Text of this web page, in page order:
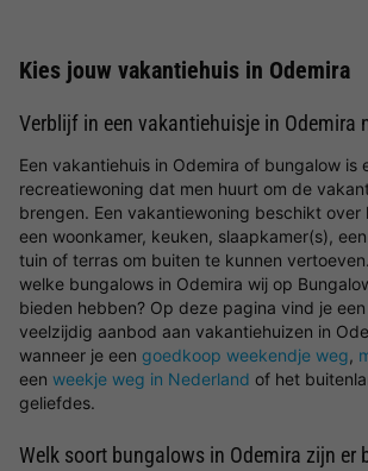
Kies jouw vakantiehuis in Odemira
Verblijf in een vakantiehuisje in Odemira
Een vakantiehuis in Odemira of bungalow is
recreatiewoning dat men huurt om de
brengen. Een vakantiewoning beschikt over
een woonkamer, keuken, slaapkamer(s),
tuin of terras om buiten te kunnen
welke bungalows in Odemira wij op
bieden hebben? Op deze pagina vind je
veelzijdig aanbod aan vakantiehuizen in
wanneer je een goedkoop weekendje weg,
een weekje weg in Nederland of het
geliefdes.
Welk soort bungalows in Odemira zijn er